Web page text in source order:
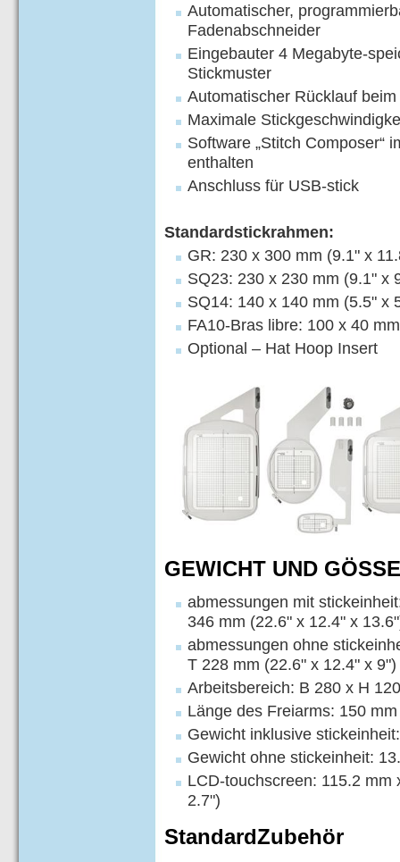
Automatischer,
Fadenabschneider
Eingebauter 4 Megabyte-
Stickmuster
Automatischer Rücklauf
Maximale
Software „Stitch Composer“
enthalten
Anschluss für USB-stick
Standardstickrahmen:
GR: 230 x 300 mm (9.1" x
SQ23: 230 x 230 mm (9.1" x
SQ14: 140 x 140 mm (5.5" x
FA10-Bras libre: 100 x 40
Optional – Hat Hoop Insert
GEWICHT UND GÖSSE
abmessungen mit
346 mm (22.6" x 12.4" x
abmessungen ohne
T 228 mm (22.6" x 12.4" x 9")
Arbeitsbereich: B 280 x H
Länge des Freiarms: 150
Gewicht inklusive
Gewicht ohne stickeinheit:
LCD-touchscreen: 115.2 mm
2.7")
StandardZubehör